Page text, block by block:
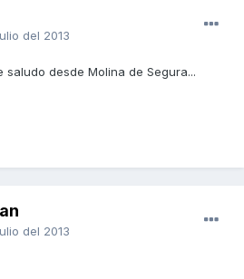
del 2013
saludo desde Molina de Segura...
del 2013